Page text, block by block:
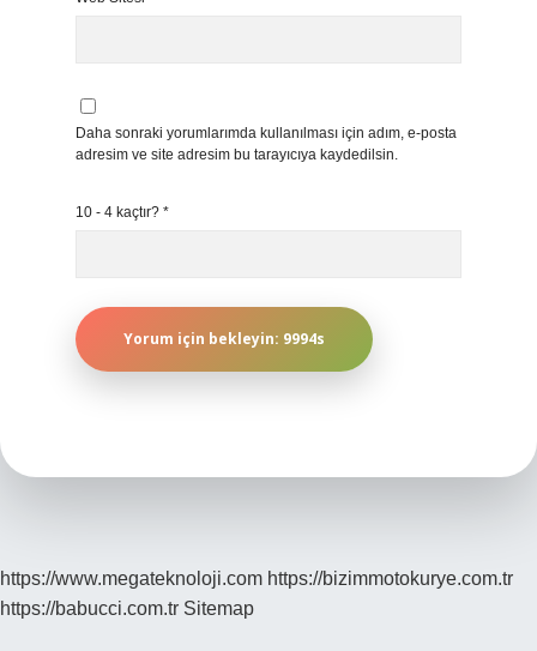
Daha sonraki yorumlarımda kullanılması için adım, e-posta
adresim ve site adresim bu tarayıcıya kaydedilsin.
10 - 4 kaçtır? *
https://www.megateknoloji.com https://bizimmotokurye.com.tr
https://babucci.com.tr Sitemap